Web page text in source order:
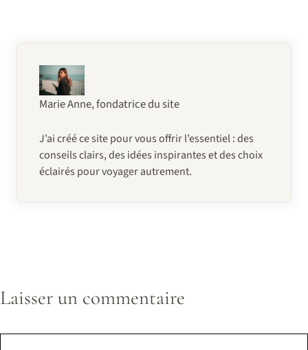
Marie Anne, fondatrice du site
J’ai créé ce site pour vous offrir l’essentiel : des
conseils clairs, des idées inspirantes et des choix
éclairés pour voyager autrement.
Laisser un commentaire